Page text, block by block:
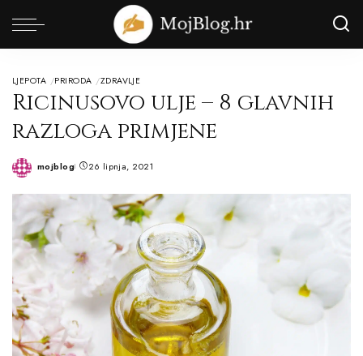
LJEPOTA PRIRODA ZDRAVLJE
Ricinusovo ulje – 8 glavnih
razloga primjene
Posted
mojblog 26 lipnja, 2021